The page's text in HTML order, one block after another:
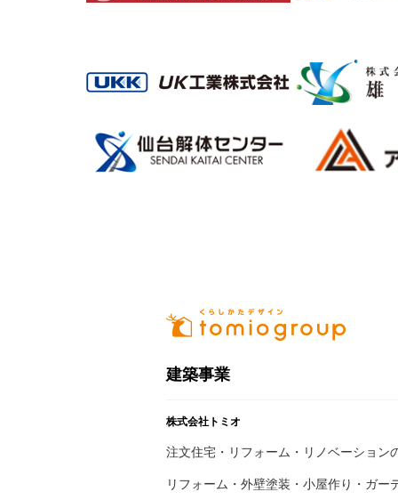
建築事業
株式会社トミオ
注文住宅・リフォーム・リノベーション
リフォーム・外壁塗装・小屋作り・ ガー